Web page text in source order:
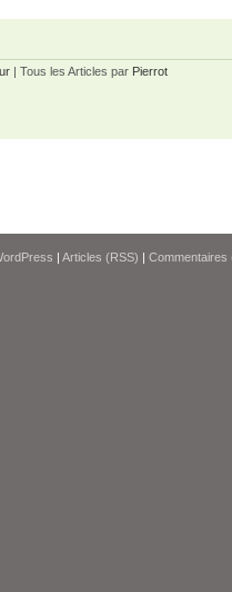
| Tous les Articles par Pierrot
| Articles (RSS) | Commentaires